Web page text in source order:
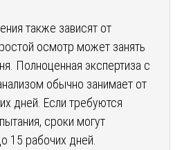
также зависят от
осмотр может занять
Полноценная экспертиза с
обычно занимает от
дней. Если требуются
сроки могут
15 рабочих дней.